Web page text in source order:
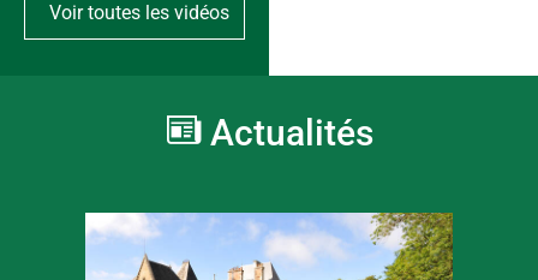
Voir toutes les vidéos
Actualités